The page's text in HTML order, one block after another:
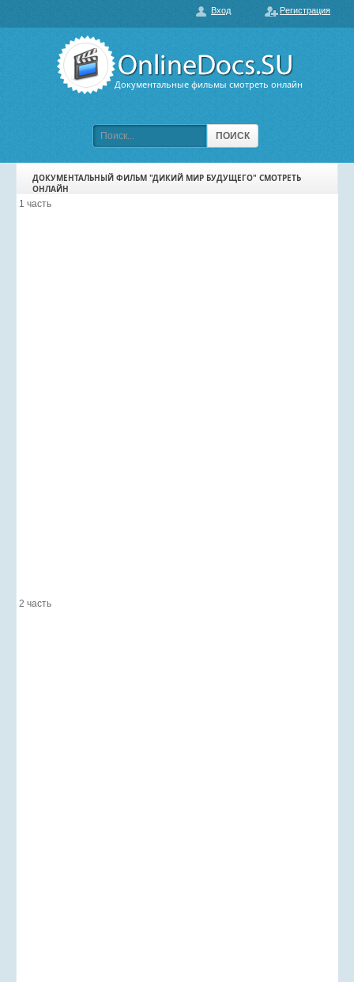
Документальные фильмы смотреть онлайн
ПОИСК
О нас
Вход Регистрация
ПОПУЛЯРНЫЕ
ПОДБОРКИ ФИЛЬМОВ
КАРТА САЙТА
ДОКУМЕНТАЛЬНЫЙ ФИЛЬМ "ДИКИЙ МИР БУДУЩЕГО" СМОТРЕТЬ
ОНЛАЙН
1 часть
2 часть